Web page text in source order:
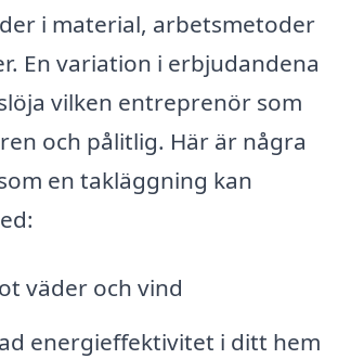
i material, arbetsmetoder
En variation i erbjudandena
vilken entreprenör som
och pålitlig. Här är några
en takläggning kan
väder och vind
energieffektivitet i ditt hem